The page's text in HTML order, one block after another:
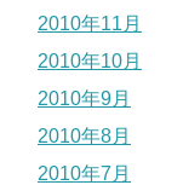
2010年11月
2010年10月
2010年9月
2010年8月
2010年7月